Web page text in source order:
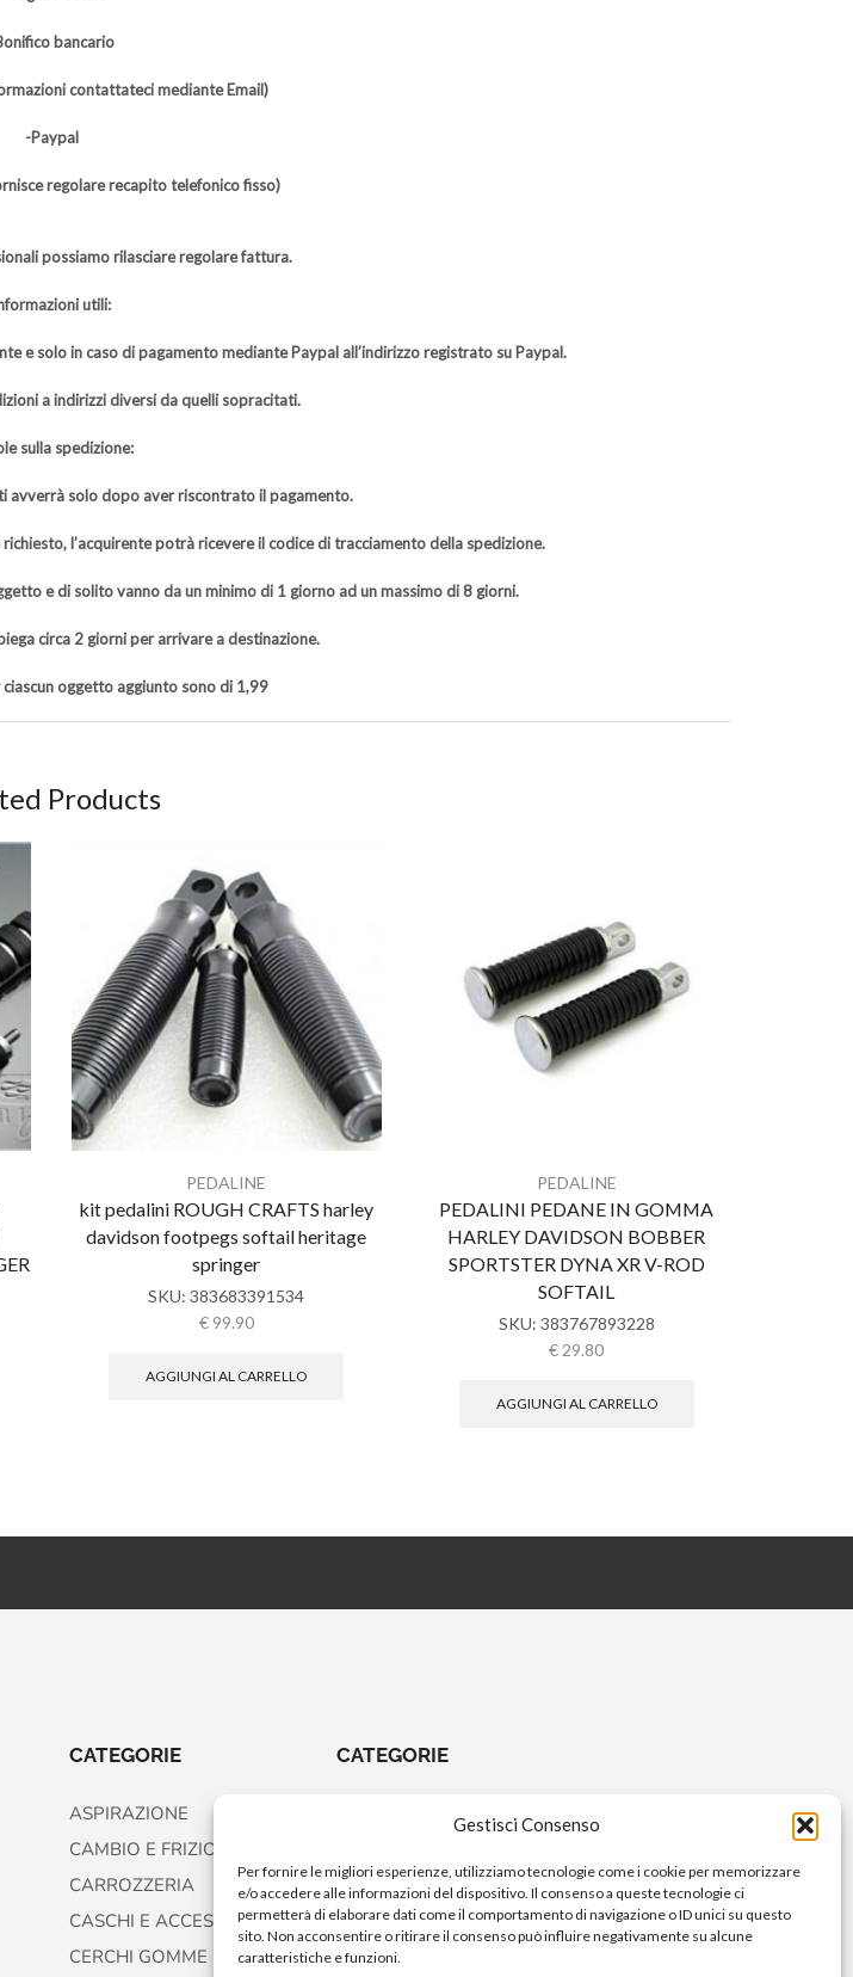
Gestisci Consenso
Per fornire le migliori esperienze, utilizziamo tecnologie come i cookie per memorizzare
e/o accedere alle informazioni del dispositivo. Il consenso a queste tecnologie ci
permetterà di elaborare dati come il comportamento di navigazione o ID unici su questo
sito. Non acconsentire o ritirare il consenso può influire negativamente su alcune
caratteristiche e funzioni.
bancario
contattateci mediante Email)
-Paypal
regolare recapito telefonico fisso)
possiamo rilasciare regolare fattura.
utili:
e solo in caso di pagamento mediante Paypal all’indirizzo registrato su Paypal.
a indirizzi diversi da quelli sopracitati.
sulla spedizione:
avverrà solo dopo aver riscontrato il pagamento.
l’acquirente potrà ricevere il codice di tracciamento della spedizione.
e di solito vanno da un minimo di 1 giorno ad un massimo di 8 giorni.
circa 2 giorni per arrivare a destinazione.
oggetto aggiunto sono di 1,99
Products
PEDALINE
kit pedalini ROUGH CRAFTS harley
davidson footpegs softail heritage
springer
SKU:383683391534
€99.90
AGGIUNGI AL CARRELLO
PEDALINE
PEDALINI PEDANE IN GOMMA
HARLEY DAVIDSON BOBBER
SPORTSTER DYNA XR V-ROD
SOFTAIL
SKU: 383767893228
€ 29.80
AGGIUNGI AL CARRELLO
CATEGORIE
ASPIRAZIONE
CAMBIO E FRIZIONE
CARROZZERIA
CASCHI E ACCESSORI
CERCHI GOMME FRENI
CATEGORIE
CHIAVI E ATTREZZI
COMANDI MANUBRIO
ELETTRICO
FORCELLE E AMMORTIZZATORI